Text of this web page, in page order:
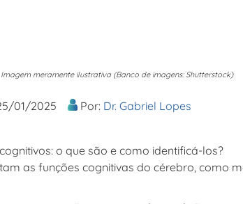
Imagem meramente ilustrativa (Banco de imagens: Shutterstock)
01/2025 Por: Dr. Gabriel Lopes
o que são e como identificá-los?
as funções cognitivas do cérebro, como